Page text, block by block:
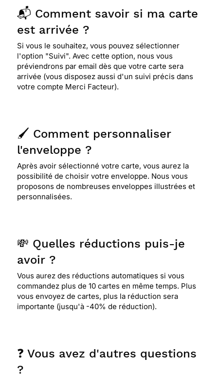
📬 Comment savoir si ma carte
est arrivée ?
Si vous le souhaitez, vous pouvez sélectionner
l'option "Suivi". Avec cette option, nous vous
préviendrons par email dès que votre carte sera
arrivée (vous disposez aussi d'un suivi précis dans
votre compte Merci Facteur).
🖌️ Comment personnaliser
l'enveloppe ?
Après avoir sélectionné votre carte, vous aurez la
possibilité de choisir votre enveloppe. Nous vous
proposons de nombreuses enveloppes illustrées et
personnalisées.
💸 Quelles réductions puis-je
avoir ?
Vous aurez des réductions automatiques si vous
commandez plus de 10 cartes en même temps. Plus
vous envoyez de cartes, plus la réduction sera
importante (jusqu'à -40% de réduction).
❓ Vous avez d'autres questions
?